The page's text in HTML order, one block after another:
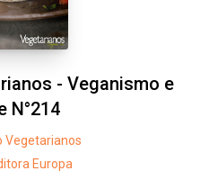
- Veganismo e
N°214
Vegetarianos
Europa